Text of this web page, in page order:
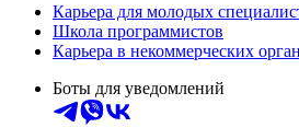
Карьера для молодых
Школа программистов
Карьера в некоммерческих
Боты для уведомлений